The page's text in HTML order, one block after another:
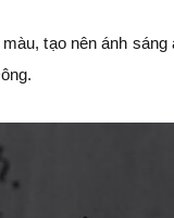
tạo nên ánh